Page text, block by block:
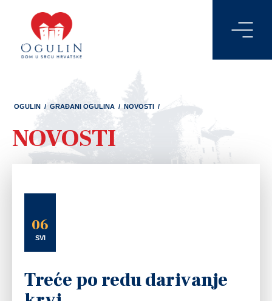
OGULIN / GRAĐANI OGULINA / NOVOSTI /
NOVOSTI
06
SVI
Treće po redu darivanje